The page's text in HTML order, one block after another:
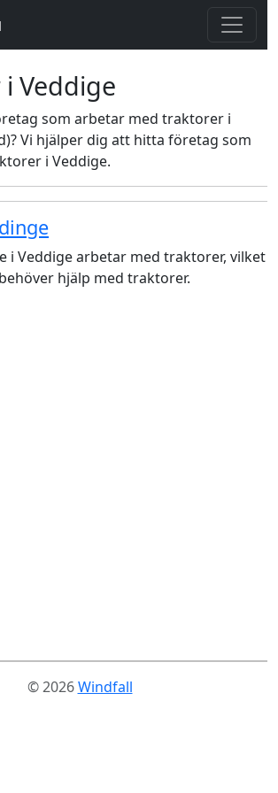
Veddige
som arbetar med traktorer i
Vi hjälper dig att hitta företag som
i Veddige.
i Veddige arbetar med traktorer, vilket
hjälp med traktorer.
© 2026Windfall